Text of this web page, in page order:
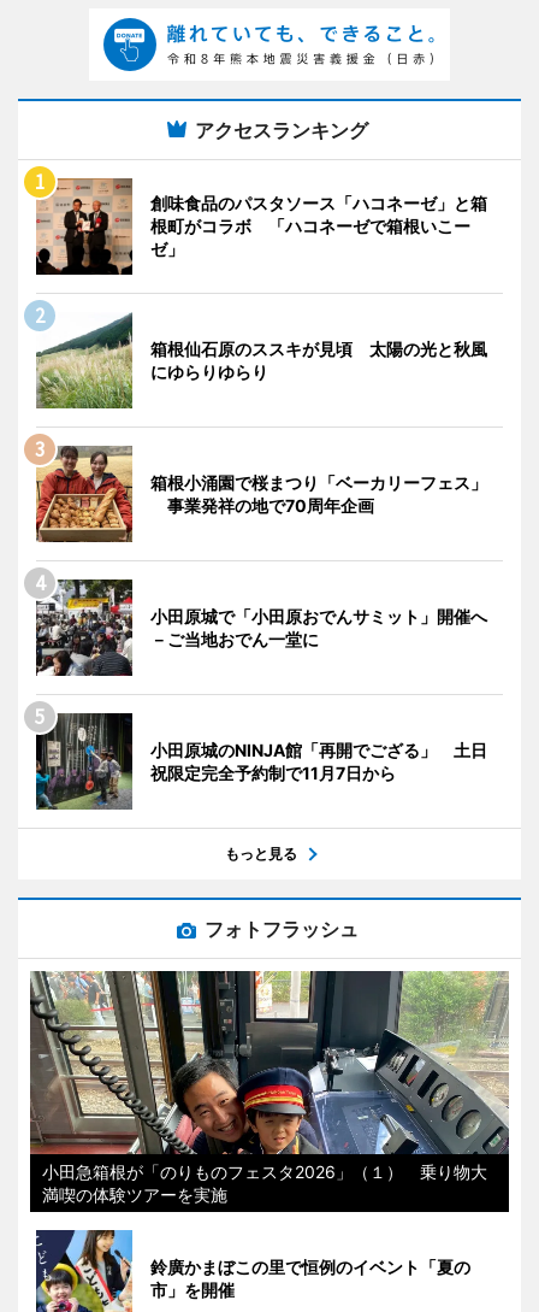
アクセスランキング
創味食品のパスタソース「ハコネーゼ」と箱
根町がコラボ 「ハコネーゼで箱根いこー
ゼ」
箱根仙石原のススキが見頃 太陽の光と秋風
にゆらりゆらり
箱根小涌園で桜まつり「ベーカリーフェス」
事業発祥の地で70周年企画
小田原城で「小田原おでんサミット」開催へ
－ご当地おでん一堂に
小田原城のNINJA館「再開でござる」 土日
祝限定完全予約制で11月7日から
もっと見る
フォトフラッシュ
小田急箱根が「のりものフェスタ2026」（１） 乗り物大
満喫の体験ツアーを実施
鈴廣かまぼこの里で恒例のイベント「夏の
市」を開催